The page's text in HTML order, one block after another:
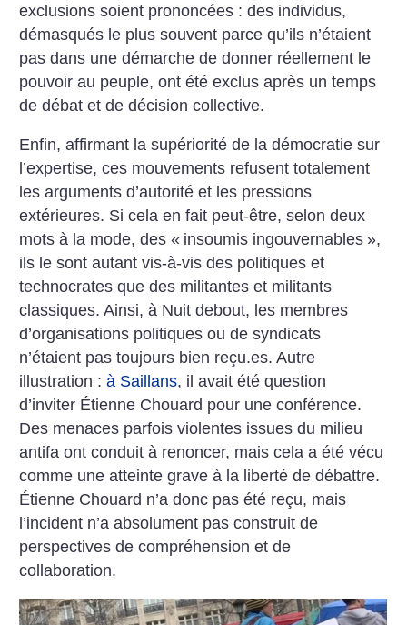
exclusions soient prononcées : des individus,
démasqués le plus souvent parce qu’ils n’étaient
pas dans une démarche de donner réellement le
pouvoir au peuple, ont été exclus après un temps
de débat et de décision collective.
Enfin, affirmant la supériorité de la démocratie sur
l’expertise, ces mouvements refusent totalement
les arguments d’autorité et les pressions
extérieures. Si cela en fait peut-être, selon deux
mots à la mode, des « insoumis ingouvernables »,
ils le sont autant vis-à-vis des politiques et
technocrates que des militantes et militants
classiques. Ainsi, à Nuit debout, les membres
d’organisations politiques ou de syndicats
n’étaient pas toujours bien reçu.es. Autre
illustration :à Saillans, il avait été question
d’inviter Étienne Chouard pour une conférence.
Des menaces parfois violentes issues du milieu
antifa ont conduit à renoncer, mais cela a été vécu
comme une atteinte grave à la liberté de débattre.
Étienne Chouard n’a donc pas été reçu, mais
l’incident n’a absolument pas construit de
perspectives de compréhension et de
collaboration.